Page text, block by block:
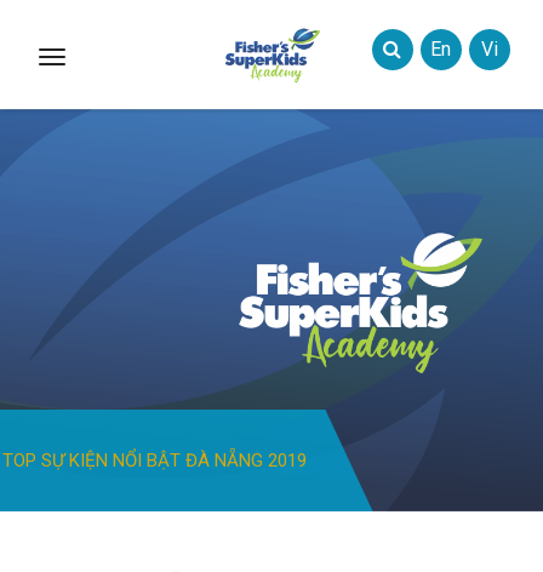
Toggle
En Vi
TOP SỰ KIỆN NỔI BẬT ĐÀ NẴNG 2019